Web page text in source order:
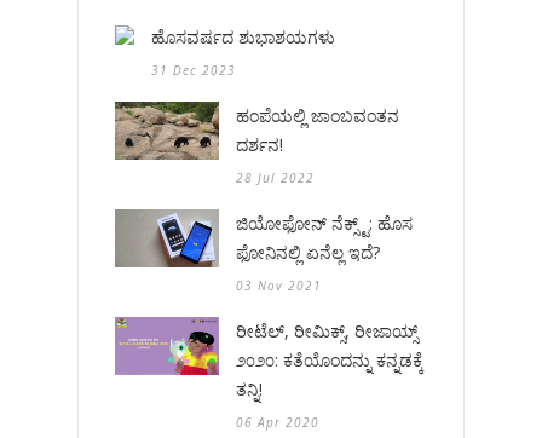
ಹೊಸವರ್ಷದ ಶುಭಾಶಯಗಳು
31 Dec 2023
ಹಂಪೆಯಲ್ಲಿ ಜಾಂಬವಂತನ
ದರ್ಶನ!
28 Jul 2022
ಜಿಯೋಫೋನ್ ನೆಕ್ಸ್ಟ್: ಹೊಸ
ಫೋನಿನಲ್ಲಿ ಏನೆಲ್ಲ ಇದೆ?
03 Nov 2021
ರೀಟೆಲ್, ರೀಮಿಕ್ಸ್, ರೀಜಾಯ್ಸ್
೨೦೨೦: ಕತೆಯೊಂದನ್ನು ಕನ್ನಡಕ್ಕೆ
ತನ್ನಿ!
06 Apr 2020